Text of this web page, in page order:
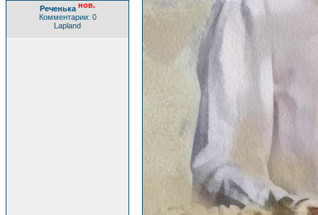
Реченька нов.
Комментарии: 0
Lapland